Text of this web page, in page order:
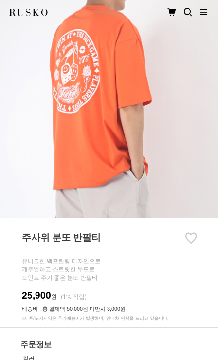
주사위 분또 반팔티
유니크한 백프린팅 디자인으로
캐주얼하고 스트릿한 무드로
포인트 주기 좋은 분또 반팔티
25,900원 (1% 적립)
배송비 : 총 결제액 50,000원 미만시 3,000원
※제주/도서지역은 추가배송비가 발생하며, 안내차 연락을 드리고 있습니다.
주문정보
컬러